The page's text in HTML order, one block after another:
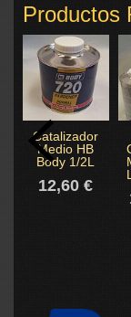
Productos
Catalizador
Medio HB
Body 1/2L
12,60 €